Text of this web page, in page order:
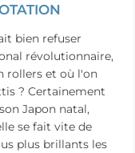
bien refuser
révolutionnaire,
rollers et où l'on
? Certainement
Japon natal,
se fait vite de
plus brillants les